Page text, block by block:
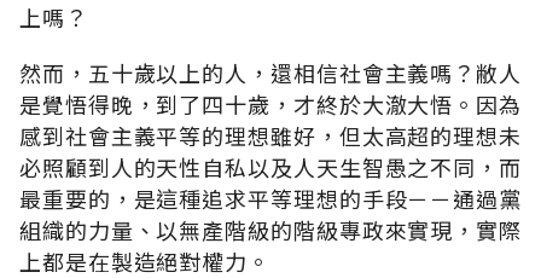
上嗎？
然而，五十歲以上的人，還相信社會主義嗎？敝人
是覺悟得晚，到了四十歲，才終於大澈大悟。因為
感到社會主義平等的理想雖好，但太高超的理想未
必照顧到人的天性自私以及人天生智愚之不同，而
最重要的，是這種追求平等理想的手段－－通過黨
組織的力量、以無產階級的階級專政來實現，實際
上都是在製造絕對權力。